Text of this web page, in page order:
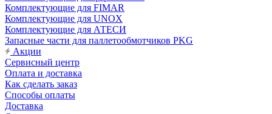
Комплектующие для FIMAR
Комплектующие для UNOX
Комплектующие для АТЕСИ
Запасные части для паллетообмотчиков PKG
Акции
Сервисный центр
Оплата и доставка
Как сделать заказ
Способы оплаты
Доставка